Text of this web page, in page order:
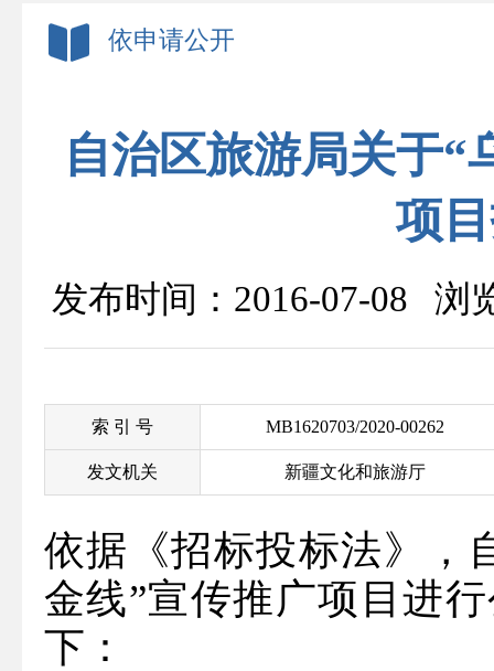
依申请公开
自治区旅游局关于“
项
发布时间：2016-07-08 浏
索 引 号 MB1620703/2020-00262
发文机关 新疆文化和旅游厅
依据《招标投标法》，
金线”宣传推广项目进
下：